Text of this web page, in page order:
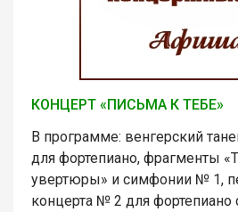
КОНЦЕРТ «ПИСЬМА К ТЕБЕ»
В программе: венгерский
для фортепиано, фрагменты
увертюры» и симфонии № 1,
концерта № 2 для фортепиано